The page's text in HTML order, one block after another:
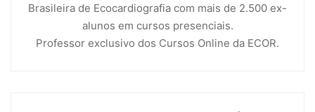
Brasileira de Ecocardiografia com mais de 2.500 ex-
alunos em cursos presenciais.
Professor exclusivo dos Cursos Online da ECOR.